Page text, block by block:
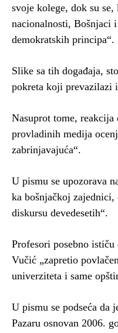
svoje kolege, dok su
nacionalnosti, Bošnjaci
demokratskih principa“.
Slike sa tih događaja,
pokreta koji prevazilazi
Nasuprot tome,
provladinih medija
zabrinjavajuća“.
U pismu se upozorava
ka bošnjačkoj
diskursu devedesetih“.
Profesori posebno
Vučić „zapretio
univerziteta i same
U pismu se podseća da
Pazaru osnovan 2006.